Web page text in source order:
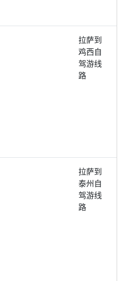
拉萨到
鸡西自
驾游线
路
拉萨到
泰州自
驾游线
路